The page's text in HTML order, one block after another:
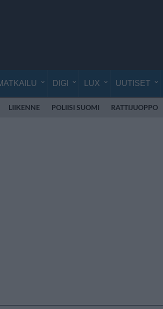
DIGI LUX UUTISET
LIIKENNE POLIISI SUOMI RATTIJUOPPO